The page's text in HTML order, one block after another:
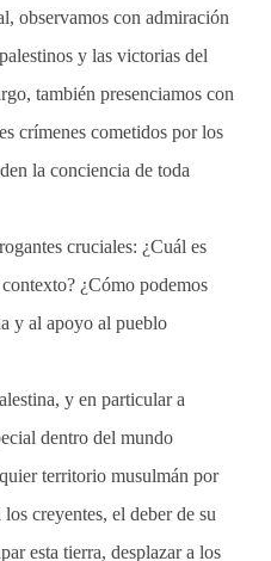
observamos con admiración
y las victorias del
también presenciamos con
crímenes cometidos por los
la conciencia de toda
cruciales: ¿Cuál es
¿Cómo podemos
y al apoyo al pueblo
y en particular a
dentro del mundo
territorio musulmán por
creyentes, el deber de su
esta tierra, desplazar a los